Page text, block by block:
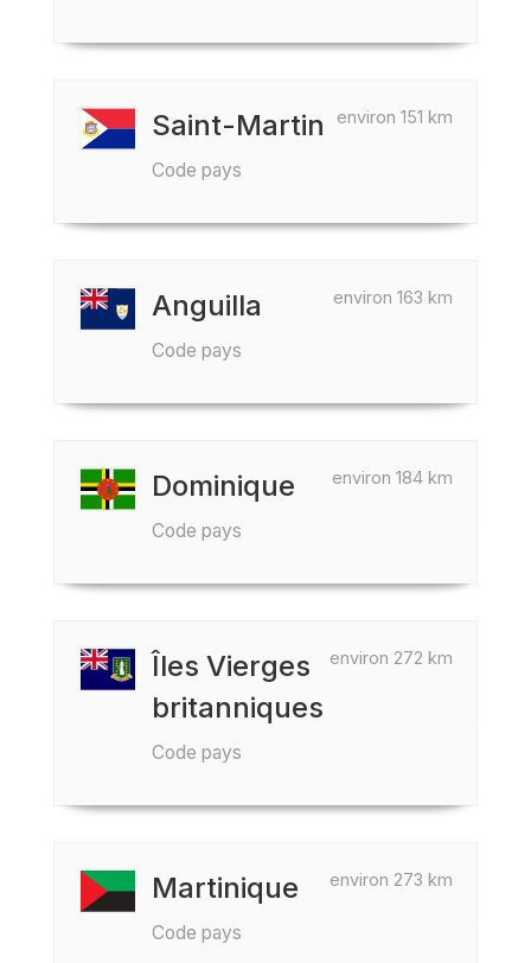
environ 151 km
Saint-Martin
Code pays
environ 163 km
Anguilla
Code pays
environ 184 km
Dominique
Code pays
environ 272 km
Îles Vierges
britanniques
Code pays
environ 273 km
Martinique
Code pays